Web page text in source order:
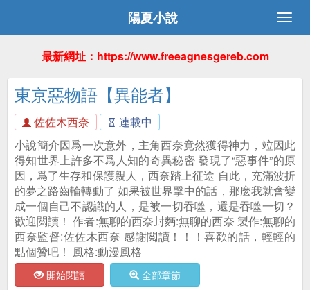
陽夏小說
最新網址：https://www.freeagnesgereb.com
東京惡物語【異能者】
佐佐木西奈
連載中
小說簡介因爲一次意外，主角西奈竟然獲得神力，竝因此
得知世界上許多不爲人知的奇異秘密 發現了“惡事件”的原
因，爲了生存和保護親人，西奈踏上征途 自此，充滿波折
的夢之路齒輪轉動了 如果被世界擊中的話，那麽我就會變
成一個自己不認識的人，是被一切吞噬，還是吞噬一切？
歡迎閲讀！ 作者:無聊的西奈封麪:無聊的西奈 製作:無聊的
西奈監督:佐佐木西奈 感謝閲讀！！！喜歡的話，輕輕的
點個贊吧！ 風格:動漫風格
開始閱讀 全部章節